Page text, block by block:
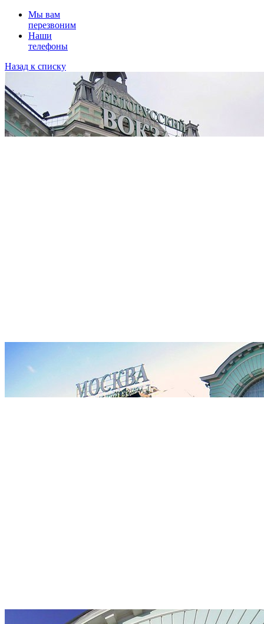
Мы вам
перезвоним
Наши
телефоны
Назад к списку